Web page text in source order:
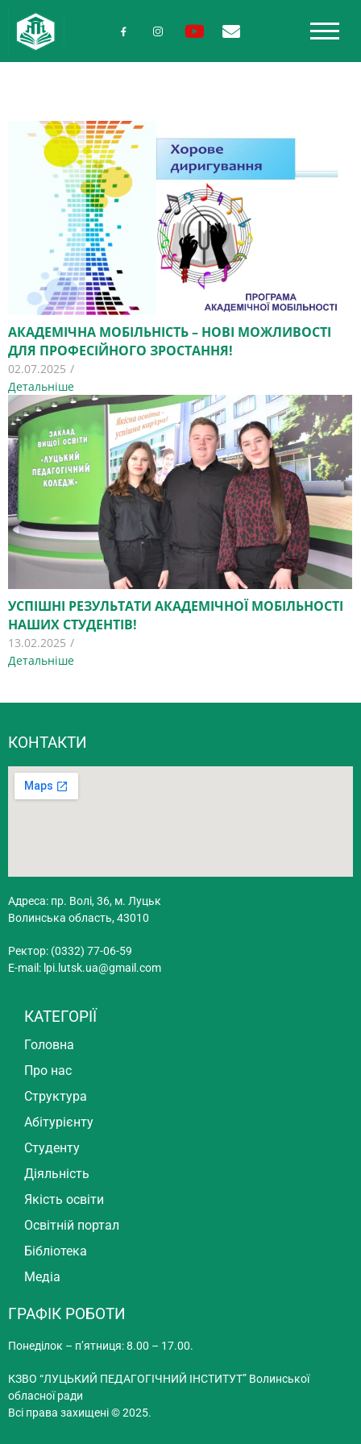
АКАДЕМІЧНА МОБІЛЬНІСТЬ – НОВІ МОЖЛИВОСТІ
ДЛЯ ПРОФЕСІЙНОГО ЗРОСТАННЯ!
02.07.2025 /
Детальніше
УСПІШНІ РЕЗУЛЬТАТИ АКАДЕМІЧНОЇ МОБІЛЬНОСТІ
НАШИХ СТУДЕНТІВ!
13.02.2025 /
Детальніше
КОНТАКТИ
Адреса: пр. Волі, 36, м. Луцьк
Волинська область, 43010
Ректор: (0332) 77-06-59
E-mail: lpi.lutsk.ua@gmail.com
КАТЕГОРІЇ
Головна
Про нас
Структура
Абітурієнту
Студенту
Діяльність
Якість освіти
Освітній портал
Бібліотека
Медіа
ГРАФІК РОБОТИ
Понеділок – п’ятниця: 8.00 – 17.00.
КЗВО “ЛУЦЬКИЙ ПЕДАГОГІЧНИЙ ІНСТИТУТ” Волинської
обласної ради
Всі права захищені © 2025.